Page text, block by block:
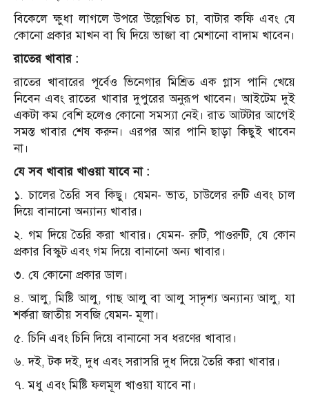
বিকেলে ক্ষুধা লাগলে উপরে উল্লেখিত চা, বাটার কফি এবং যে
কোনো প্রকার মাখন বা ঘি দিয়ে ভাজা বা মেশানো বাদাম খাবেন।
রাতের খাবার :
রাতের খাবারের পূর্বেও ভিনেগার মিশ্রিত এক গ্লাস পানি খেয়ে
নিবেন এবং রাতের খাবার দুপুরের অনুরূপ খাবেন। আইটেম দুই
একটা কম বেশি হলেও কোনো সমস্যা নেই। রাত আটটার আগেই
সমস্ত খাবার শেষ করুন। এরপর আর পানি ছাড়া কিছুই খাবেন
না।
যে সব খাবার খাওয়া যাবে না :
১. চালের তৈরি সব কিছু। যেমন- ভাত, চাউলের রুটি এবং চাল
দিয়ে বানানো অন্যান্য খাবার।
২. গম দিয়ে তৈরি করা খাবার। যেমন- রুটি, পাওরুটি, যে কোন
প্রকার বিস্কুট এবং গম দিয়ে বানানো অন্য খাবার।
৩. যে কোনো প্রকার ডাল।
৪. আলু, মিষ্টি আলু, গাছ আলু বা আলু সাদৃশ্য অন্যান্য আলু, যা
শর্করা জাতীয় সবজি যেমন- মূলা।
৫. চিনি এবং চিনি দিয়ে বানানো সব ধরণের খাবার।
৬. দই, টক দই, দুধ এবং সরাসরি দুধ দিয়ে তৈরি করা খাবার।
৭. মধু এবং মিষ্টি ফলমূল খাওয়া যাবে না।